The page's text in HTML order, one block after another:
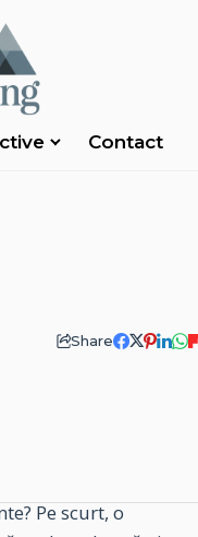
Contact
Share
Pe scurt, o